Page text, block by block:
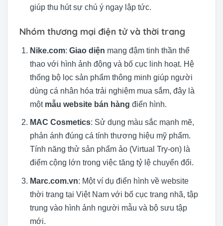
giúp thu hút sự chú ý ngay lập tức.
Nhóm thương mại điện tử và thời trang
Nike.com: Giao diện mang đậm tinh thần thể
thao với hình ảnh động và bố cục linh hoạt. Hệ
thống bộ lọc sản phẩm thông minh giúp người
dùng cá nhân hóa trải nghiệm mua sắm, đây là
một mẫu website bán hàng điển hình.
MAC Cosmetics: Sử dụng màu sắc mạnh mẽ,
phản ánh đúng cá tính thương hiệu mỹ phẩm.
Tính năng thử sản phẩm ảo (Virtual Try-on) là
điểm cộng lớn trong việc tăng tỷ lệ chuyển đổi.
Marc.com.vn: Một ví dụ điển hình về website
thời trang tại Việt Nam với bố cục trang nhã, tập
trung vào hình ảnh người mẫu và bộ sưu tập
mới.